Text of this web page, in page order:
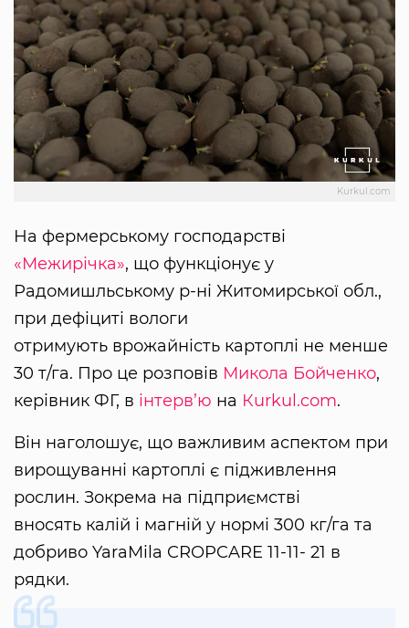
Kurkul.com
На фермерському господарстві
«Межирічка», що функціонує у
Радомишльському р-ні Житомирської обл.,
при дефіциті вологи
отримують врожайність картоплі не менше
30 т/га. Про це розповів Микола Бойченко,
керівник ФГ, в інтерв’ю на Кurkul.com.
Він наголошує, що важливим аспектом при
вирощуванні картоплі є підживлення
рослин. Зокрема на підприємстві
вносять калій і магній у нормі 300 кг/га та
добриво YaraMila CROPCARE 11-11- 21 в
рядки.